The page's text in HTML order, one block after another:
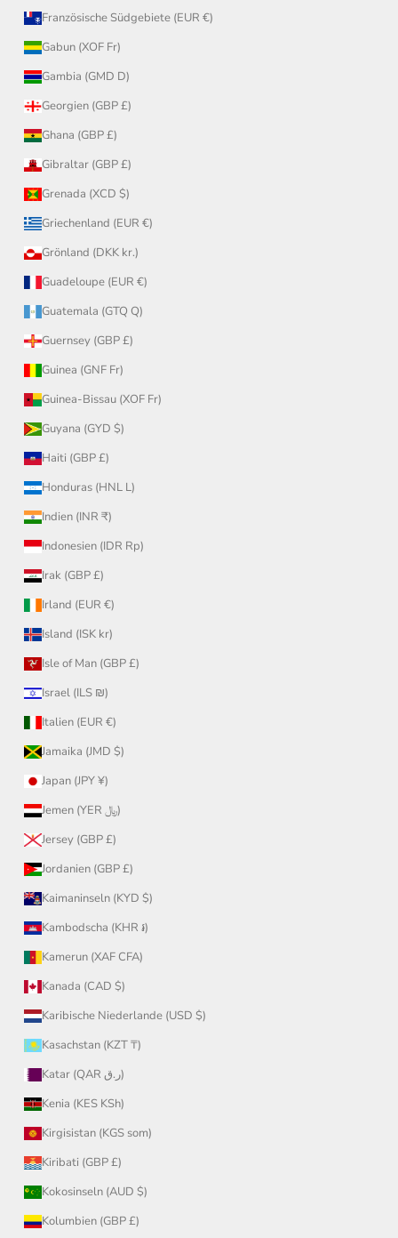
Französische Südgebiete (EUR €)
Gabun (XOF Fr)
Gambia (GMD D)
Georgien (GBP £)
Ghana (GBP £)
Gibraltar (GBP £)
Grenada (XCD $)
Griechenland (EUR €)
Grönland (DKK kr.)
Guadeloupe (EUR €)
Guatemala (GTQ Q)
Guernsey (GBP £)
Guinea (GNF Fr)
Guinea-Bissau (XOF Fr)
Guyana (GYD $)
Haiti (GBP £)
Honduras (HNL L)
Indien (INR ₹)
Indonesien (IDR Rp)
Irak (GBP £)
Irland (EUR €)
Island (ISK kr)
Isle of Man (GBP £)
Israel (ILS ₪)
Italien (EUR €)
Jamaika (JMD $)
Japan (JPY ¥)
Jemen (YER ﷼)
Jersey (GBP £)
Jordanien (GBP £)
Kaimaninseln (KYD $)
Kambodscha (KHR ៛)
Kamerun (XAF CFA)
Kanada (CAD $)
Karibische Niederlande (USD $)
Kasachstan (KZT ₸)
Katar (QAR ر.ق)
Kenia (KES KSh)
Kirgisistan (KGS som)
Kiribati (GBP £)
Kokosinseln (AUD $)
Kolumbien (GBP £)